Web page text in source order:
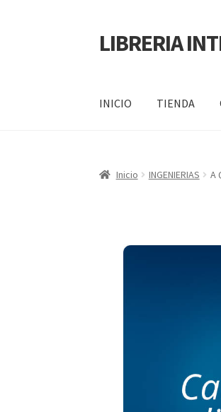
LIBRERIA
INICIO TIENDA
Inicio INGENIERIAS A